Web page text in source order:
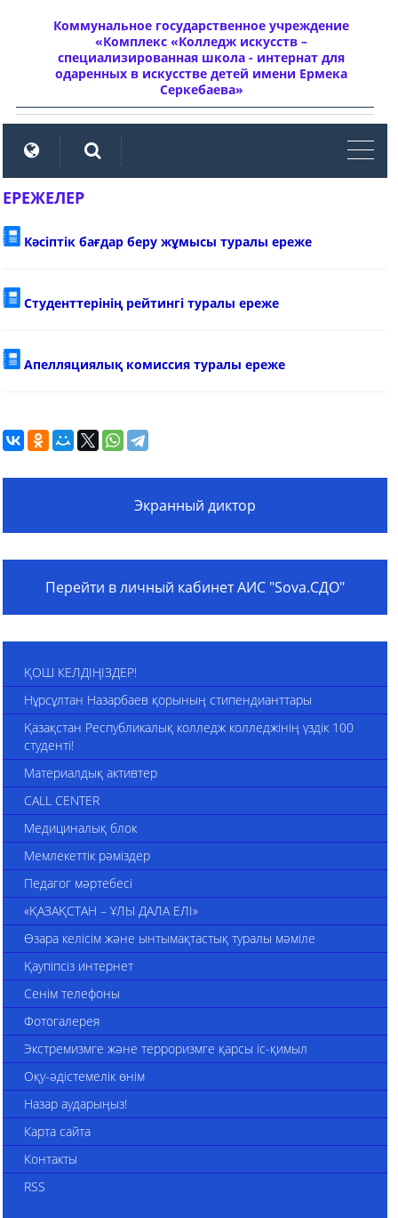
Коммунальное государственное учреждение
«Комплекс «Колледж искусств –
специализированная школа - интернат для
одаренных в искусстве детей имени Ермека
Серкебаева»
ЕРЕЖЕЛЕР
Кәсіптік бағдар беру жұмысы туралы ереже
Cтуденттерінің рейтингі туралы ереже
Апелляциялық комиссия туралы ереже
Экранный диктор
Перейти в личный кабинет АИС "Sova.СДО"
ҚОШ КЕЛДІҢІЗДЕР!
Нұрсұлтан Назарбаев қорының стипендианттары
Қазақстан Республикалық колледж колледжінің үздік 100
студенті!
Материалдық активтер
CALL CENTER
Медициналық блок
Мемлекеттік рәміздер
Педагог мәртебесі
«ҚАЗАҚСТАН – ҰЛЫ ДАЛА ЕЛІ»
Өзара келісім және ынтымақтастық туралы мәміле
Қаупіпсіз интернет
Сенім телефоны
Фотогалерея
Экстремизмге және терроризмге қарсы іс-қимыл
Оқу-әдістемелік өнім
Назар аударыңыз!
Карта сайта
Контакты
RSS